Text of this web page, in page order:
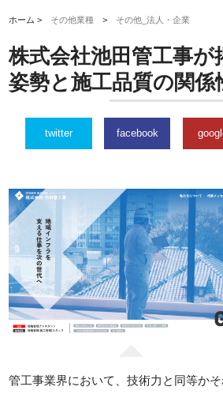
ホーム > その他業種 > その他_法人・企業
株式会社池田管工事が
姿勢と施工品質の関係
twitter facebook
管工事業界において、技術力と同等か